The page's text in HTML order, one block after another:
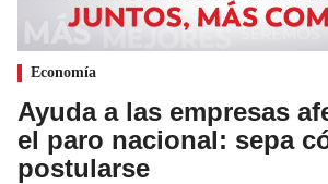
Economía
Ayuda a las empresas
el paro nacional: sepa
postularse